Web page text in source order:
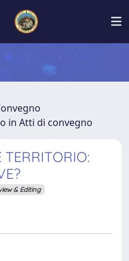
in Atti di convegno
TERRITORIO:
& Editing